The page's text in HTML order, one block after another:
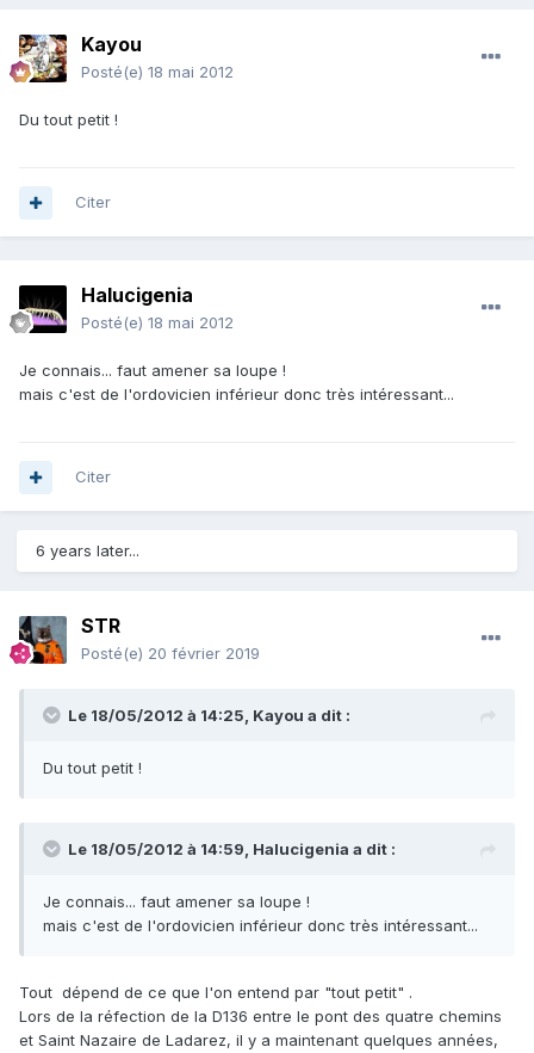
Kayou
Posté(e) 18 mai 2012
Du tout petit !
Citer
Halucigenia
Posté(e) 18 mai 2012
Je connais... faut amener sa loupe !
mais c'est de l'ordovicien inférieur donc très intéressant...
Citer
6 years later...
STR
Posté(e) 20 février 2019
Le 18/05/2012 à 14:25, Kayou a dit :
Du tout petit !
Le 18/05/2012 à 14:59, Halucigenia a dit :
Je connais... faut amener sa loupe !
mais c'est de l'ordovicien inférieur donc très intéressant...
Tout dépend de ce que l'on entend par "tout petit" .
Lors de la réfection de la D136 entre le pont des quatre chemins
et Saint Nazaire de Ladarez, il y a maintenant quelques années,